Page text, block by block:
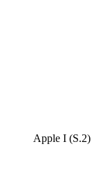
Apple I (S.2)